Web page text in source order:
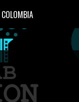
COLOMBIA